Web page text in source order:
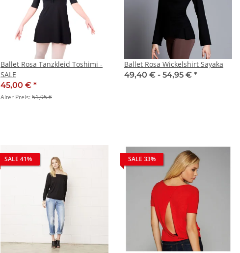
Ballet Rosa Tanzkleid Toshimi -
SALE
45,00 € *
Alter Preis:51,95 €
Ballet Rosa Wickelshirt Sayaka
49,40 € - 54,95 € *
SALE 41% SALE 33%